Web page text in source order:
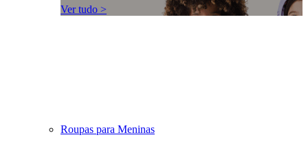
Ver tudo >
Roupas para Meninas